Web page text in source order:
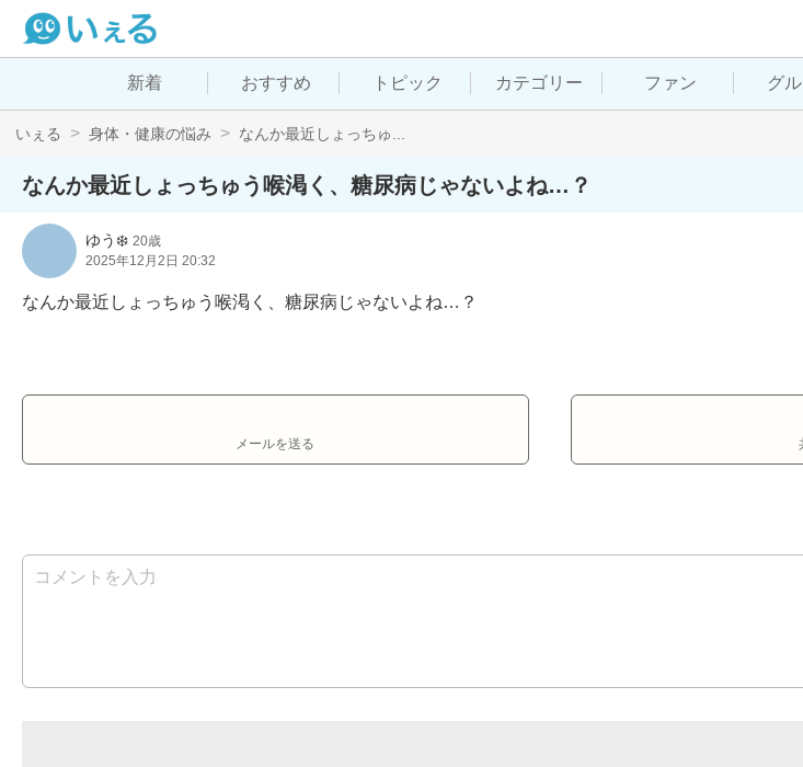
新着 おすすめ トピック カテゴリー ファン グ
いぇる 身体・健康の悩み なんか最近しょっちゅ...
なんか最近しょっちゅう喉渇く、糖尿病じゃないよね…？
ゆう❄️ 20歳
2025年12月2日 20:32
なんか最近しょっちゅう喉渇く、糖尿病じゃないよね…？
メールを送る